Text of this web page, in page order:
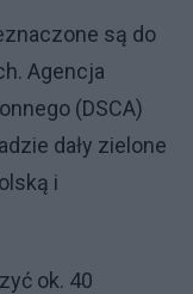
są do
Agencja
(DSCA)
dały zielone
i
ok. 40